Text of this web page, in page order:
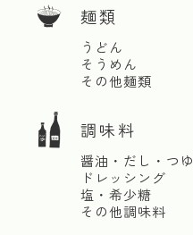
麺類
うどん
そうめん
その他麺類
調味料
醤油・だし・つゆ
ドレッシング
塩・希少糖
その他調味料